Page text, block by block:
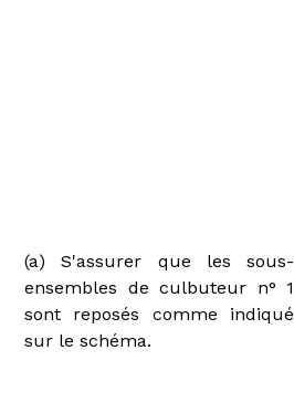
(a) S'assurer que les sous-
ensembles de culbuteur n° 1
sont reposés comme indiqué
sur le schéma.